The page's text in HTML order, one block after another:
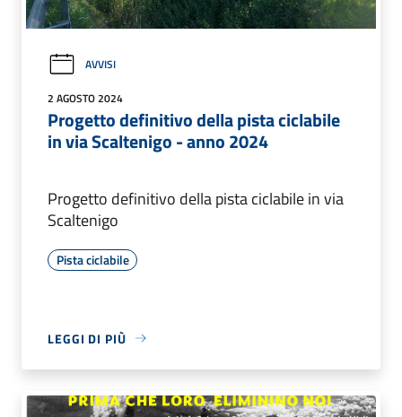
AVVISI
2 AGOSTO 2024
Progetto definitivo della pista ciclabile
in via Scaltenigo - anno 2024
Progetto definitivo della pista ciclabile in via
Scaltenigo
Pista ciclabile
LEGGI DI PIÙ